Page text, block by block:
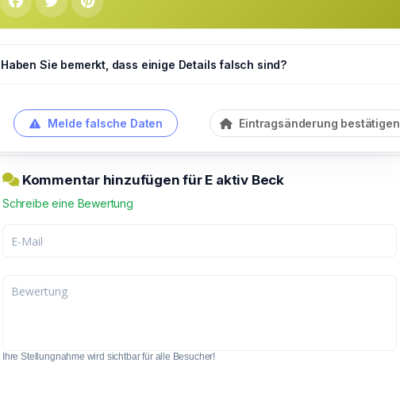
Haben Sie bemerkt, dass einige Details falsch sind?
Melde falsche Daten Eintragsänderung bestätigen
Kommentar hinzufügen für E aktiv Beck
Schreibe eine Bewertung
Ihre Stellungnahme wird sichtbar für alle Besucher!